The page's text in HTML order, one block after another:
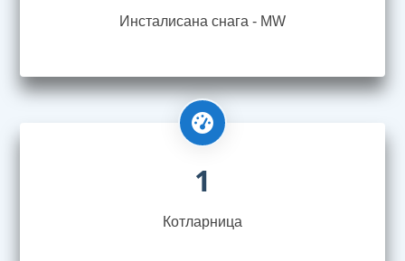
Инсталисана снага - MW
1
Котларница